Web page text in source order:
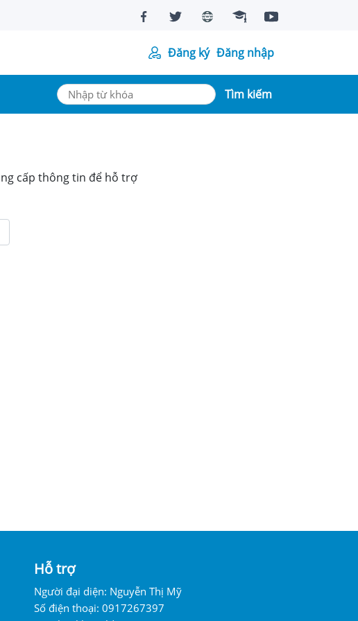
Đăng ký Đăng nhập
Tìm kiếm
cấp thông tin để hỗ trợ
Hỗ trợ
Người đại diện: Nguyễn Thị Mỹ
Số điện thoại: 0917267397